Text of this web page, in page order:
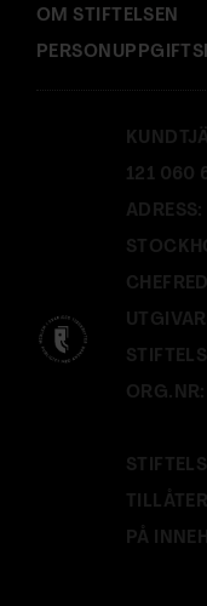
OM STIFTELSEN
121 060
ADRESS:
PÅ